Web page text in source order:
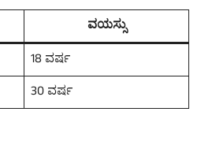
ವಯಸ್ಸು
18 ವರ್ಷ
30 ವರ್ಷ